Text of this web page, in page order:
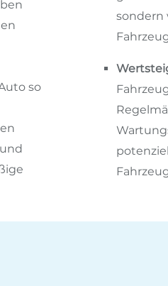
so
sondern